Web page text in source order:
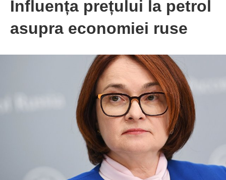
Influența prețului la petrol
asupra economiei ruse